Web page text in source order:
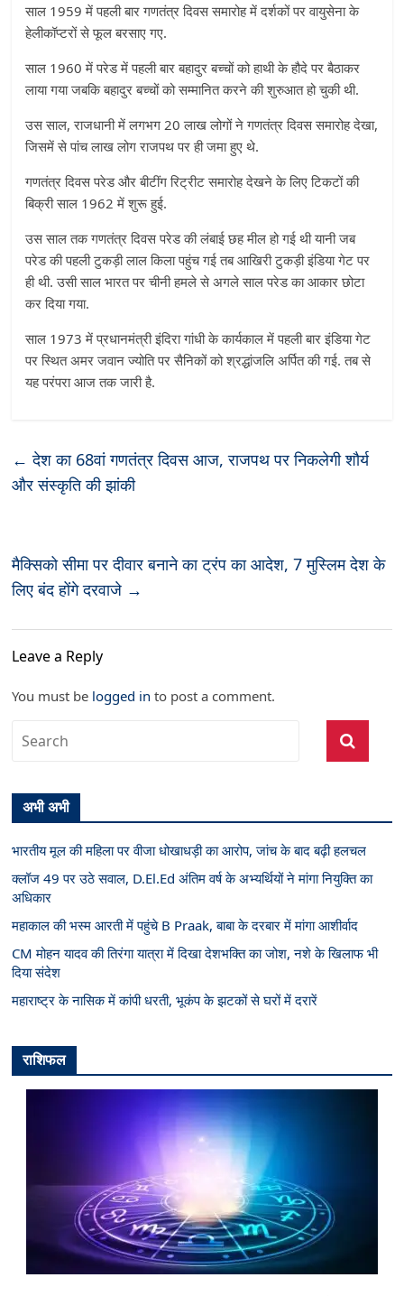
साल 1959 में पहली बार गणतंत्र दिवस समारोह में दर्शकों पर वायुसेना के
हेलीकॉप्टरों से फूल बरसाए गए.
साल 1960 में परेड में पहली बार बहादुर बच्चों को हाथी के हौदे पर बैठाकर
लाया गया जबकि बहादुर बच्चों को सम्मानित करने की शुरुआत हो चुकी थी.
उस साल, राजधानी में लगभग 20 लाख लोगों ने गणतंत्र दिवस समारोह देखा,
जिसमें से पांच लाख लोग राजपथ पर ही जमा हुए थे.
गणतंत्र दिवस परेड और बीटींग रिट्रीट समारोह देखने के लिए टिकटों की
बिक्री साल 1962 में शुरू हुई.
उस साल तक गणतंत्र दिवस परेड की लंबाई छह मील हो गई थी यानी जब
परेड की पहली टुकड़ी लाल किला पहुंच गई तब आखिरी टुकड़ी इंडिया गेट पर
ही थी. उसी साल भारत पर चीनी हमले से अगले साल परेड का आकार छोटा
कर दिया गया.
साल 1973 में प्रधानमंत्री इंदिरा गांधी के कार्यकाल में पहली बार इंडिया गेट
पर स्थित अमर जवान ज्योति पर सैनिकों को श्रद्धांजलि अर्पित की गई. तब से
यह परंपरा आज तक जारी है.
← देश का 68वां गणतंत्र दिवस आज, राजपथ पर निकलेगी शौर्य
और संस्कृति की झांकी
मैक्सिको सीमा पर दीवार बनाने का ट्रंप का आदेश, 7 मुस्लिम देश के
लिए बंद होंगे दरवाजे →
Leave a Reply
You must be logged in to post a comment.
अभी अभी
भारतीय मूल की महिला पर वीजा धोखाधड़ी का आरोप, जांच के बाद बढ़ी हलचल
क्लॉज 49 पर उठे सवाल, D.El.Ed अंतिम वर्ष के अभ्यर्थियों ने मांगा नियुक्ति का
अधिकार
महाकाल की भस्म आरती में पहुंचे B Praak, बाबा के दरबार में मांगा आशीर्वाद
CM मोहन यादव की तिरंगा यात्रा में दिखा देशभक्ति का जोश, नशे के खिलाफ भी
दिया संदेश
महाराष्ट्र के नासिक में कांपी धरती, भूकंप के झटकों से घरों में दरारें
राशिफल